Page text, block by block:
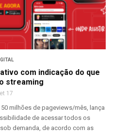
com indicação do que
streaming
17
milhões de pageviews/mês, lança
de acessar todos os
demanda, de acordo com as